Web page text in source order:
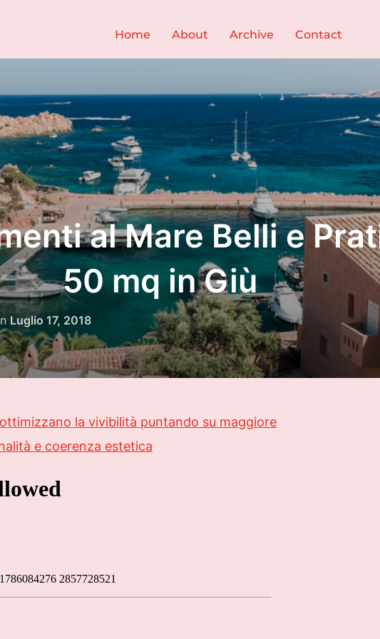
Home About Archive Contact
al Mare Belli e
50 mq in Giù
Pubblicato
il
Luglio 17, 2018
la vivibilità puntando su maggiore
e coerenza estetica